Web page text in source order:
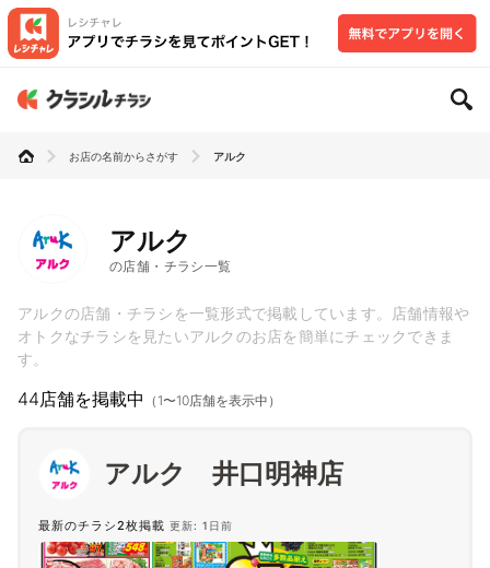
お店の名前からさがす アルク
アルク
の店舗・チラシ一覧
アルクの店舗・チラシを一覧形式で掲載しています。店舗情報や
オトクなチラシを見たいアルクのお店を簡単にチェックできま
す。
44店舗を掲載中 （1〜10店舗を表示中）
アルク 井口明神店
最新のチラシ2枚掲載 更新: 1日前